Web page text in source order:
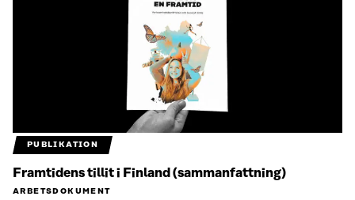
PUBLIKATION
Framtidens tillit i Finland (sammanfattning)
ARBETSDOKUMENT